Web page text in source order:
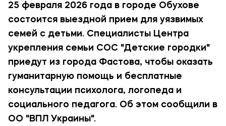
25 февраля 2026 года в городе Обухове
состоится выездной прием для уязвимых
семей с детьми. Специалисты Центра
укрепления семьи СОС "Детские городки"
приедут из города Фастова, чтобы оказать
гуманитарную помощь и бесплатные
консультации психолога, логопеда и
социального педагога. Об этом сообщили в
ОО "ВПЛ Украины".